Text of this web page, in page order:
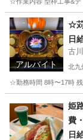
福岡 北九州市
アルバイト
☆
日
古
北九
☆勤務時間 8時〜17時
姫
費
日